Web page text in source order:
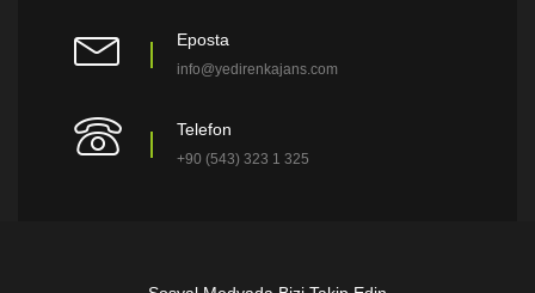
Eposta
info@yedirenkajans.com
Telefon
+90 (543) 323 1 325